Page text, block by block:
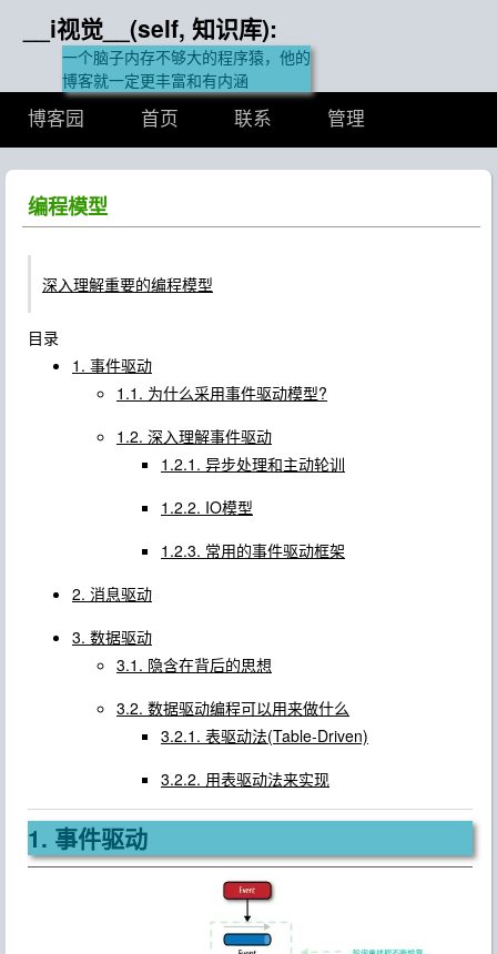
__i视觉__(self, 知识库):
一个脑子内存不够大的程序猿，他的
博客就一定更丰富和有内涵
博客园 首页 联系 管理
编程模型
深入理解重要的编程模型
目录
1. 事件驱动
1.1. 为什么采用事件驱动模型?
1.2. 深入理解事件驱动
1.2.1. 异步处理和主动轮训
1.2.2. IO模型
1.2.3. 常用的事件驱动框架
2. 消息驱动
3. 数据驱动
3.1. 隐含在背后的思想
3.2. 数据驱动编程可以用来做什么
3.2.1. 表驱动法(Table-Driven)
3.2.2. 用表驱动法来实现
1. 事件驱动